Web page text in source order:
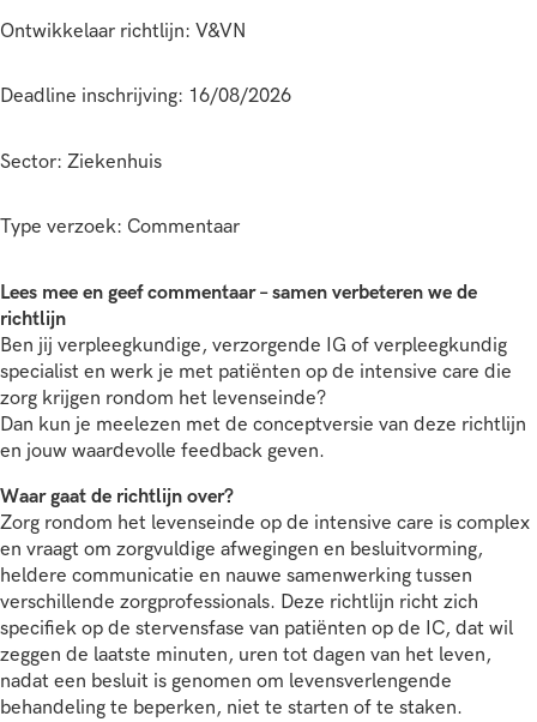
Ontwikkelaar richtlijn: V&VN
Deadline inschrijving: 16/08/2026
Sector: Ziekenhuis
Type verzoek: Commentaar
Lees mee en geef commentaar – samen verbeteren we de
richtlijn
Ben jij verpleegkundige, verzorgende IG of verpleegkundig
specialist en werk je met patiënten op de intensive care die
zorg krijgen rondom het levenseinde?
Dan kun je meelezen met de conceptversie van deze richtlijn
en jouw waardevolle feedback geven.
Waar gaat de richtlijn over?
Zorg rondom het levenseinde op de intensive care is complex
en vraagt om zorgvuldige afwegingen en besluitvorming,
heldere communicatie en nauwe samenwerking tussen
verschillende zorgprofessionals. Deze richtlijn richt zich
specifiek op de stervensfase van patiënten op de IC, dat wil
zeggen de laatste minuten, uren tot dagen van het leven,
nadat een besluit is genomen om levensverlengende
behandeling te beperken, niet te starten of te staken.